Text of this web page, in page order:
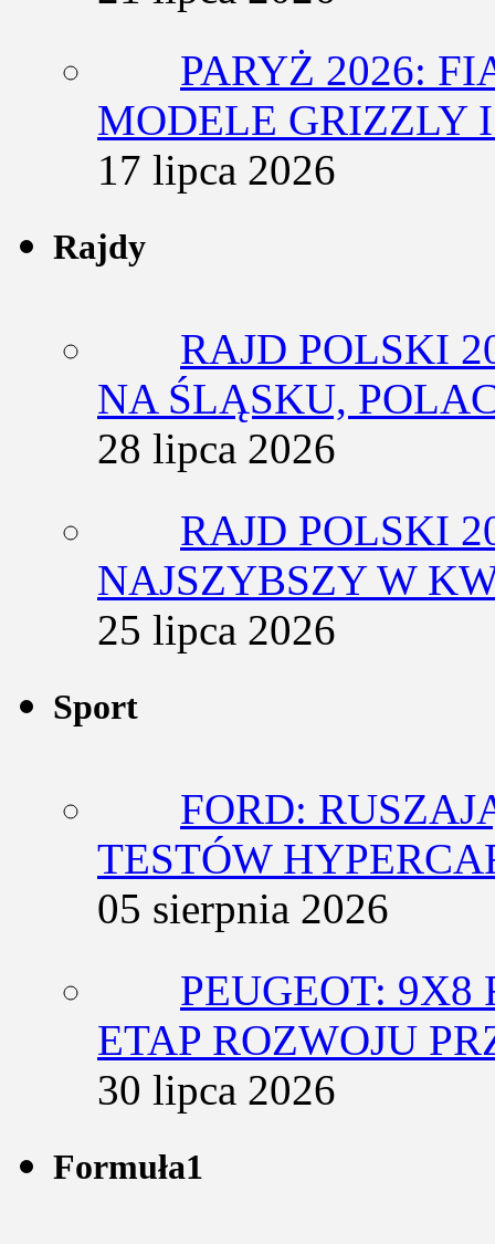
PARYŻ 2026:
MODELE GRIZZLY
17 lipca 2026
Rajdy
RAJD POLSKI
NA ŚLĄSKU,
28 lipca 2026
RAJD POLSKI
NAJSZYBSZY W
25 lipca 2026
Sport
FORD:
TESTÓW
05 sierpnia 2026
PEUGEOT: 9X8
ETAP ROZWOJU
30 lipca 2026
Formuła1